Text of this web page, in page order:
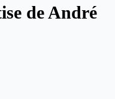
de André